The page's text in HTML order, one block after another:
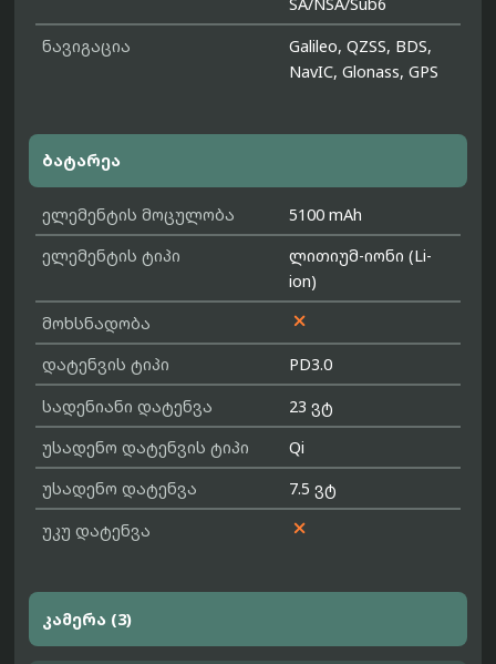
SA/NSA/Sub6
ნავიგაცია
Galileo, QZSS, BDS,
NavIC, Glonass, GPS
ბატარეა
ელემენტის მოცულობა
5100 mAh
ელემენტის ტიპი
ლითიუმ-იონი (Li-
ion)
მოხსნადობა

დატენვის ტიპი
PD3.0
სადენიანი დატენვა
23 ვტ
უსადენო დატენვის ტიპი
Qi
უსადენო დატენვა
7.5 ვტ
უკუ დატენვა

კამერა (3)